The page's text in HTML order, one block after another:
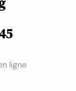
ligne